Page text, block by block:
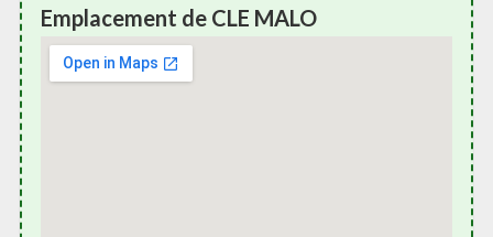
Emplacement de CLE MALO